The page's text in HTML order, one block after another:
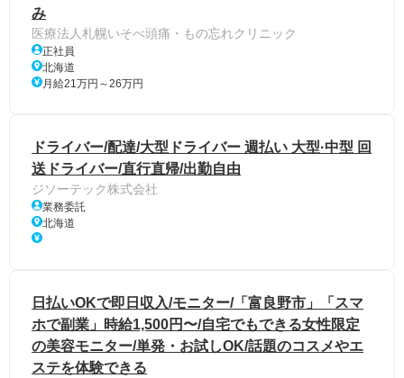
み
医療法人札幌いそべ頭痛・もの忘れクリニック
正社員
北海道
月給21万円～26万円
ドライバー/配達/大型ドライバー 週払い 大型·中型 回
送ドライバー/直行直帰/出勤自由
ジソーテック株式会社
業務委託
北海道
日払いOKで即日収入/モニター/「富良野市」「スマ
ホで副業」時給1,500円〜/自宅でもできる女性限定
の美容モニター/単発・お試しOK/話題のコスメやエ
ステを体験できる